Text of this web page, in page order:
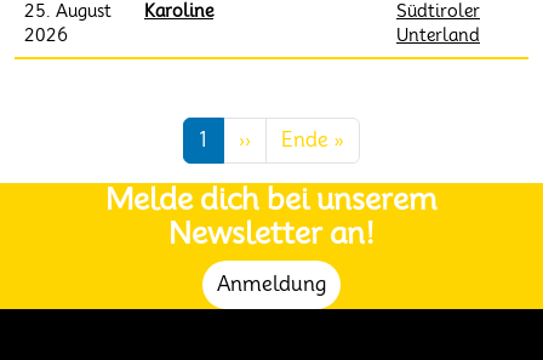
25. August
2026
Karoline
Südtiroler
Unterland
1 ›› Nächste Seite
Ende »
Melde dich bei unserem
Newsletter an!
Anmeldung